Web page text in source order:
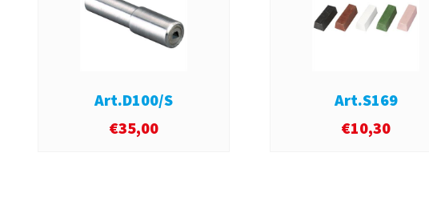
Art.D100/S
€35,00
Art.S169
€10,30